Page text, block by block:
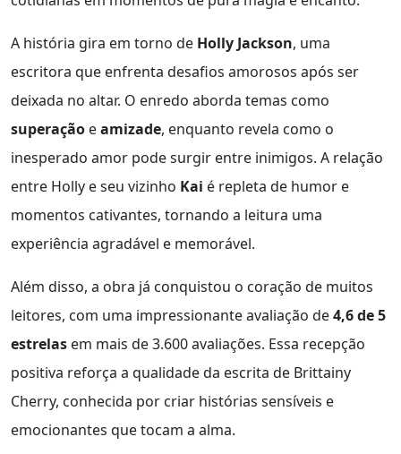
A história gira em torno de Holly Jackson, uma
escritora que enfrenta desafios amorosos após ser
deixada no altar. O enredo aborda temas como
superação eamizade, enquanto revela como o
inesperado amor pode surgir entre inimigos. A relação
entre Holly e seu vizinho Kai é repleta de humor e
momentos cativantes, tornando a leitura uma
experiência agradável e memorável.
Além disso, a obra já conquistou o coração de muitos
leitores, com uma impressionante avaliação de4,6 de 5
estrelas em mais de 3.600 avaliações. Essa recepção
positiva reforça a qualidade da escrita de Brittainy
Cherry, conhecida por criar histórias sensíveis e
emocionantes que tocam a alma.